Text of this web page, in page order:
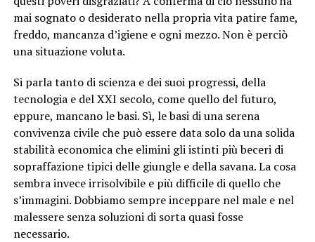
mai sognato o desiderato nella propria vita patire fame,
freddo, mancanza d’igiene e ogni mezzo. Non è perciò
una situazione voluta.
Si parla tanto di scienza e dei suoi progressi, della
tecnologia e del XXI secolo, come quello del futuro,
eppure, mancano le basi. Sì, le basi di una serena
convivenza civile che può essere data solo da una solida
stabilità economica che elimini gli istinti più beceri di
sopraffazione tipici delle giungle e della savana. La cosa
sembra invece irrisolvibile e più difficile di quello che
s’immagini. Dobbiamo sempre inceppare nel male e nel
malessere senza soluzioni di sorta quasi fosse
necessario.